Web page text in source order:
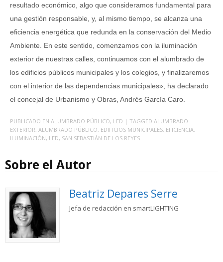
resultado económico, algo que consideramos fundamental para
una gestión responsable, y, al mismo tiempo, se alcanza una
eficiencia energética que redunda en la conservación del Medio
Ambiente. En este sentido, comenzamos con la iluminación
exterior de nuestras calles, continuamos con el alumbrado de
los edificios públicos municipales y los colegios, y finalizaremos
con el interior de las dependencias municipales», ha declarado
el concejal de Urbanismo y Obras, Andrés García Caro.
PUBLICADO EN ALUMBRADO PÚBLICO, LED | TAGGED ALUMBRADO
EXTERIOR, ALUMBRADO PÚBLICO, EDIFICIOS MUNICIPALES, EFICIENCIA,
ILUMINACIÓN, LED, SAN SEBASTIÁN DE LOS REYES
Sobre el Autor
Beatriz Depares Serre
Jefa de redacción en smartLIGHTING